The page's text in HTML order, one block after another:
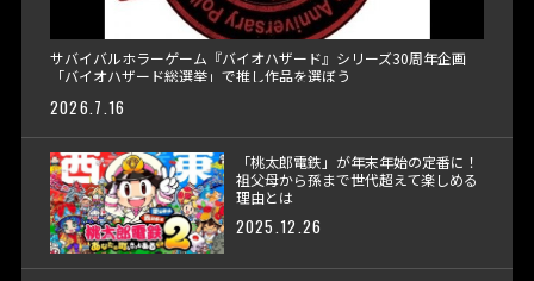
サバイバルホラーゲーム『バイオハザード』シリーズ30周年企画
「バイオハザード総選挙」で推し作品を選ぼう
2026.7.16
「桃太郎電鉄」が年末年始の定番に！
祖父母から孫まで世代超えて楽しめる
理由とは
2025.12.26